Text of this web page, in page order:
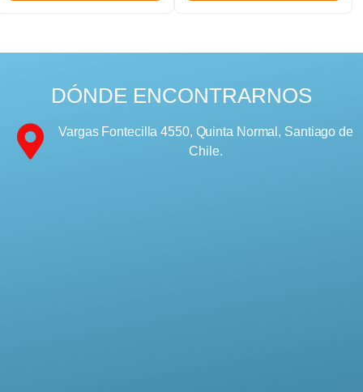
DÓNDE ENCONTRARNOS
Vargas Fontecilla 4550, Quinta Normal, Santiago de
Chile.